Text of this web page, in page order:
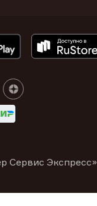
Сервис Экспресс»